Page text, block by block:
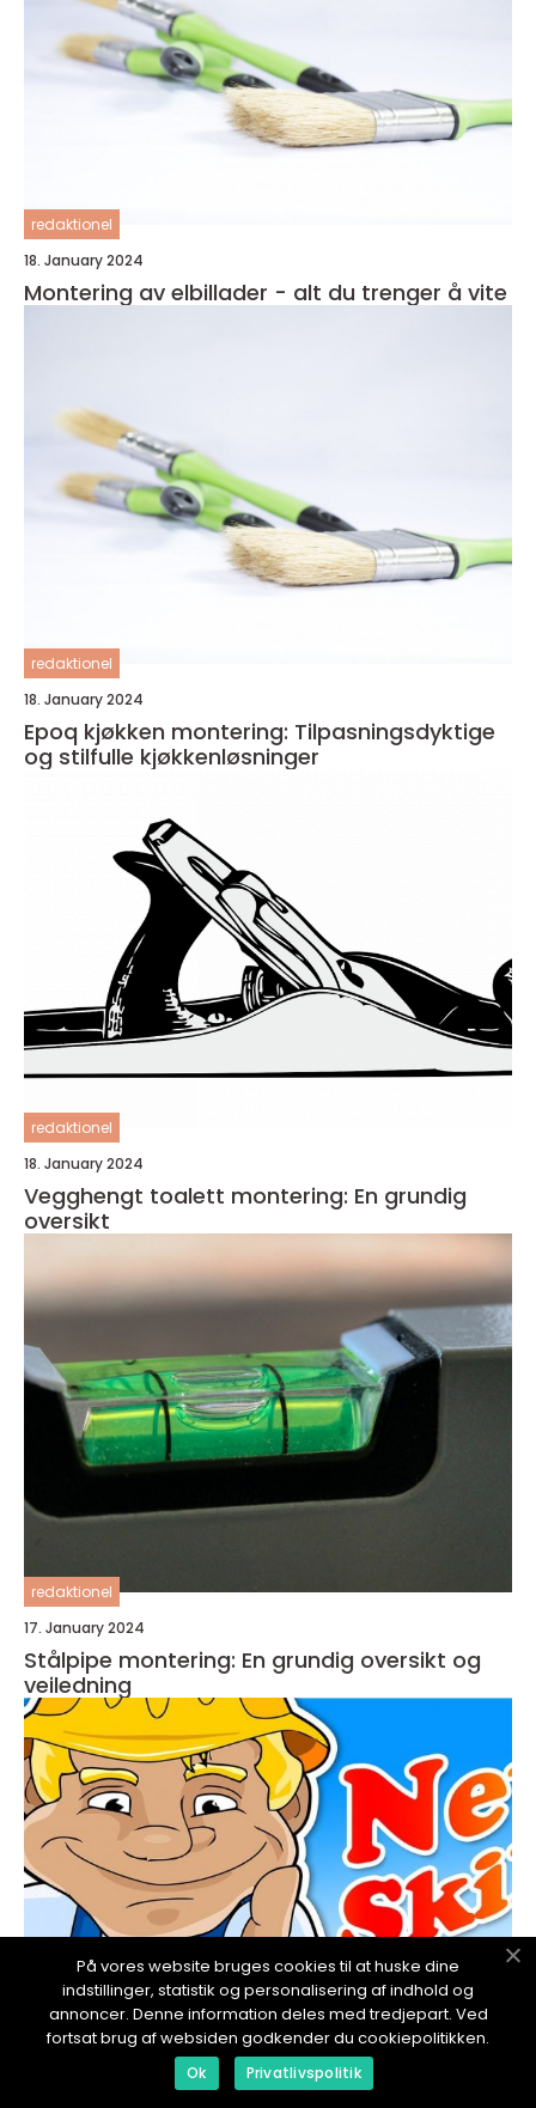
redaktionel
18. January 2024
Montering av elbillader - alt du trenger å vite
redaktionel
18. January 2024
Epoq kjøkken montering: Tilpasningsdyktige
og stilfulle kjøkkenløsninger
redaktionel
18. January 2024
Vegghengt toalett montering: En grundig
oversikt
redaktionel
17. January 2024
Stålpipe montering: En grundig oversikt og
veiledning
På vores website bruges cookies til at huske dine
indstillinger, statistik og personalisering af indhold og
annoncer. Denne information deles med tredjepart. Ved
fortsat brug af websiden godkender du cookiepolitikken.
Ok Privatlivspolitik